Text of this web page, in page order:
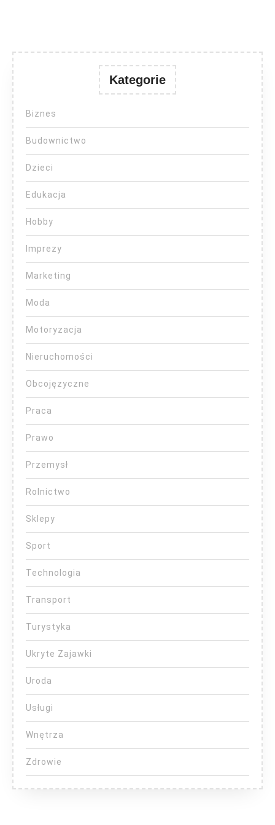
Kategorie
Biznes
Budownictwo
Dzieci
Edukacja
Hobby
Imprezy
Marketing
Moda
Motoryzacja
Nieruchomości
Obcojęzyczne
Praca
Prawo
Przemysł
Rolnictwo
Sklepy
Sport
Technologia
Transport
Turystyka
Ukryte Zajawki
Uroda
Usługi
Wnętrza
Zdrowie